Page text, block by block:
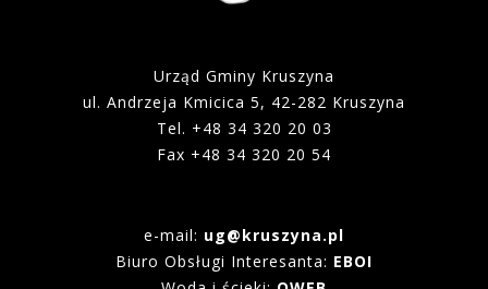
Urząd Gminy Kruszyna
ul. Andrzeja Kmicica 5, 42-282 Kruszyna
Tel. +48 34 320 20 03
Fax +48 34 320 20 54
e-mail: ug@kruszyna.pl
Biuro Obsługi Interesanta: EBOI